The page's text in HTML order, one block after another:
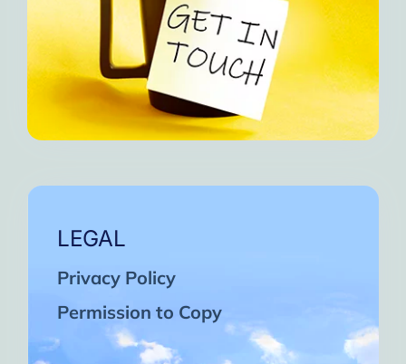
LEGAL
Privacy Policy
Permission to Copy